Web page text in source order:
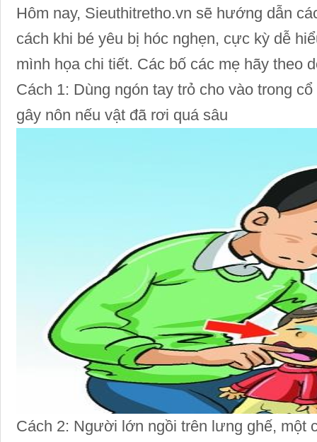
Hôm nay, Sieuthitretho.vn sẽ hướng dẫn
cách khi bé yêu bị hóc nghẹn, cực kỳ dễ
mình họa chi tiết. Các bố các mẹ hãy theo
Cách 1: Dùng ngón tay trỏ cho vào trong
gây nôn nếu vật đã rơi quá sâu
Cách 2: Người lớn ngồi trên lưng ghế, một